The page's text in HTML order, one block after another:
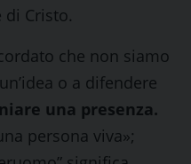
Cristo.
che non siamo
o a difendere
una presenza.
persona viva»;